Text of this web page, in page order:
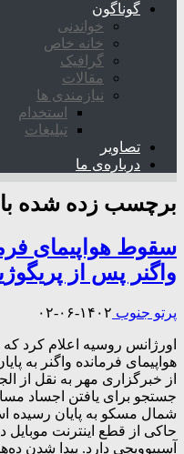
گوناگون
خواندنی
خانه خاص
گرافیک
مقالات
نیازمندی ها
استخدام
تبلیغات
تصاویر
درباره‌ی ما
برچسب زده شده
سقوط هواپیمای
واگنر پس از
پرتو جنوب ۱۴۰۲-۰۶-۰۲
اورژانس روسیه اعلام کرد
هواپیمای فرمانده واگنر به
از خبرگزاری مهر به نقل از
جستجو برای یافتن اجساد
شمال مسکو به پایان رسیده
حاکی از قطع اینترنت موبایل
آسیپوویچی دارد. پیدا شدن